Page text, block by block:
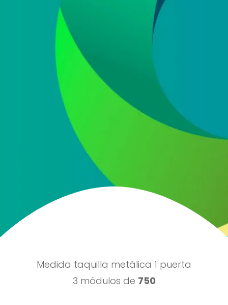
He leído y acepto la
política de protección de
Acepto recibir información comercial sobre las ofertas
y promociones de nuestra empresa (NET QUINTOS, S.L.)
relacionadas con nuestro sector en base a nuestra
política de protección de datos
Medida taquilla metálica 1 puerta
3 módulos de 750